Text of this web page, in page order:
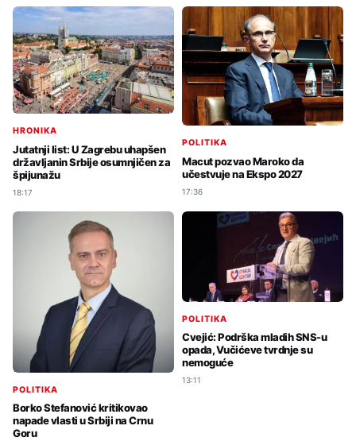
HRONIKA
Jutatnji list: U Zagrebu uhapšen
državljanin Srbije osumnjičen za
špijunažu
18:17
POLITIKA
Macut pozvao Maroko da
učestvuje na Ekspo 2027
17:36
POLITIKA
Borko Stefanović kritikovao
napade vlasti u Srbiji na Crnu
Goru
POLITIKA
Cvejić: Podrška mladih SNS-u
opada, Vučićeve tvrdnje su
nemoguće
13:11